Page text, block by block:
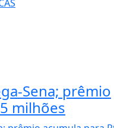
Sena; prêmio
milhões